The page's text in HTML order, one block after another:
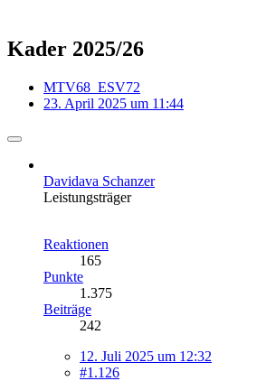
Kader 2025/26
MTV68_ESV72
23. April 2025 um 11:44
Davidava Schanzer
Leistungsträger
Reaktionen
165
Punkte
1.375
Beiträge
242
12. Juli 2025 um 12:32
#1.126